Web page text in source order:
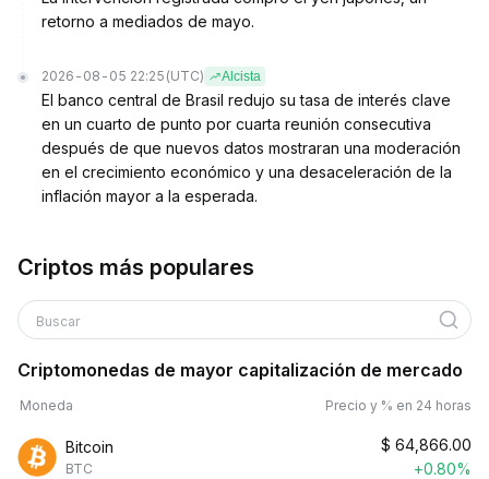
retorno a mediados de mayo.
2026-08-05 22:25 (UTC) Alcista
El banco central de Brasil redujo su tasa de interés clave
en un cuarto de punto por cuarta reunión consecutiva
después de que nuevos datos mostraran una moderación
en el crecimiento económico y una desaceleración de la
inflación mayor a la esperada.
Criptos más populares
Buscar
Criptomonedas de mayor capitalización de mercado
Moneda Precio y % en 24 horas
Bitcoin
BTC
$ 64,866.00
+0.80%